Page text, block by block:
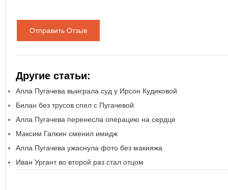
Отправить Отзыв
Другие статьи:
Алла Пугачева выиграла суд у Ирсон Кудиковой
Билан без трусов спел с Пугачевой
Алла Пугачева перенесла операцию на сердце
Максим Галкин сменил имидж
Алла Пугачева ужаснула фото без макияжа
Иван Ургант во второй раз стал отцом